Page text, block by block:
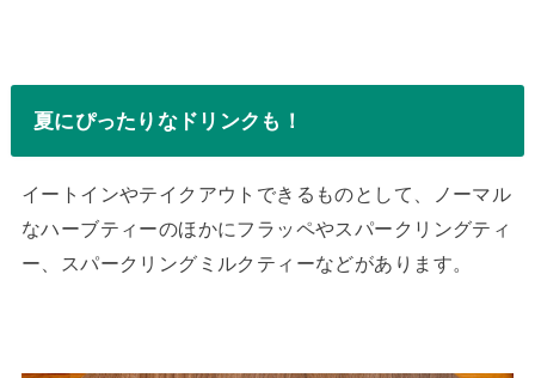
夏にぴったりなドリンクも！
イートインやテイクアウトできるものとして、ノーマル
なハーブティーのほかにフラッペやスパークリングティ
ー、スパークリングミルクティーなどがあります。